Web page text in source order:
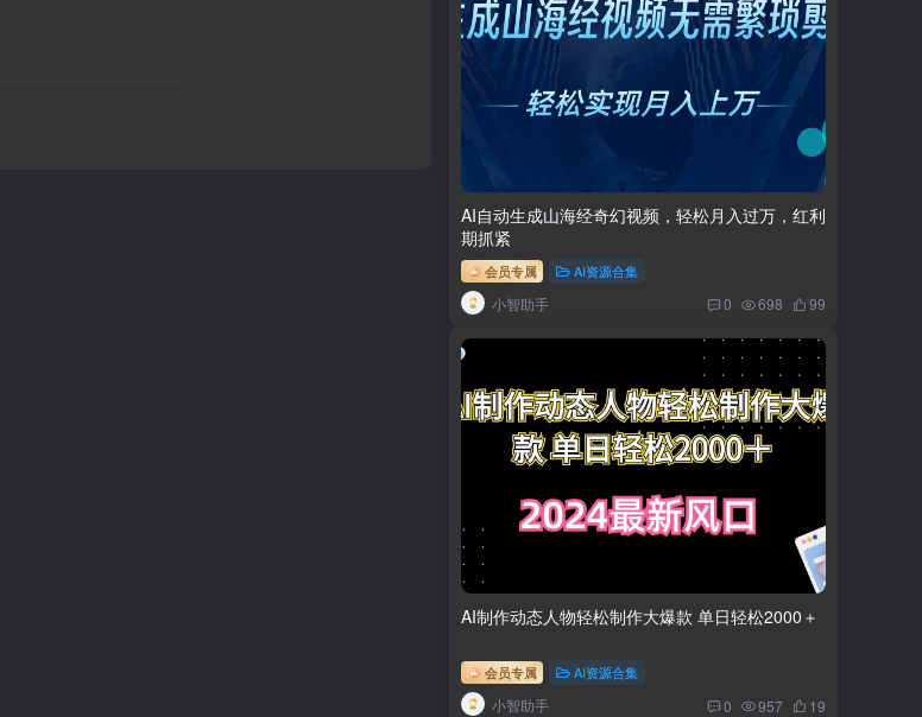
AI自动生成山海经奇幻视频，轻松月入过万，红利
期抓紧
会员专属 AI资源合集
小智助手 0 698 99
AI制作动态人物轻松制作大爆款 单日轻松2000＋
会员专属 AI资源合集
小智助手 0 957 19